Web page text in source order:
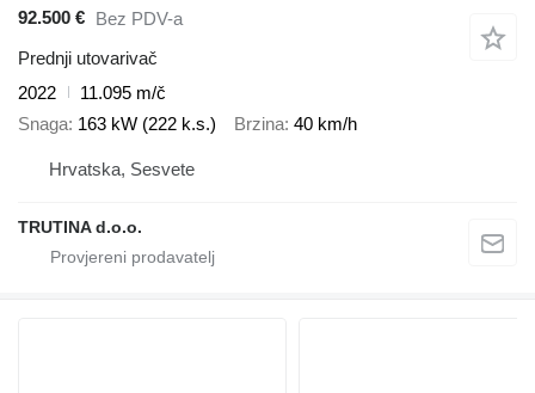
92.500 €
Bez PDV-a
Prednji utovarivač
2022
11.095 m/č
Snaga 163 kW (222 k.s.) Brzina 40 km/h
Hrvatska, Sesvete
TRUTINA d.o.o.